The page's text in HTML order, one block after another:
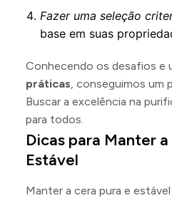
Fazer uma seleção
base em suas
Conhecendo os desafios e
práticas, conseguimos um
Buscar a excelência na
para todos.
Dicas para Manter
Estável
Manter a cera pura e